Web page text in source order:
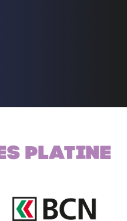
PLATINE